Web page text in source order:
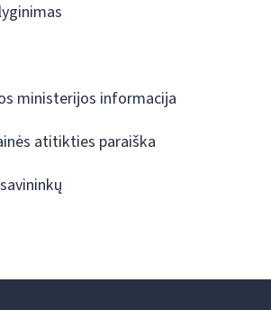
ministerijos informacija
atitikties paraiška